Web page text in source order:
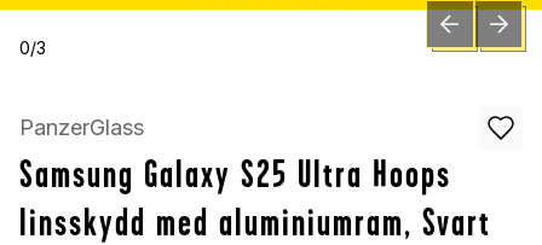
0/3 PREVIOUSNEXT
PanzerGlass
Samsung Galaxy S25 Ultra Hoops
linsskydd med aluminiumram, Svart